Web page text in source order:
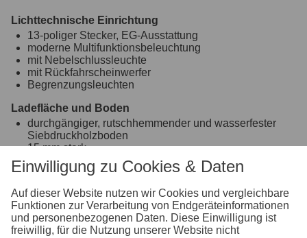
Lichttechnische Einrichtung
13-poliger Stecker, EG-Ausstattung
moderne Multifunktionsbeleuchtung
mit Nebelschlussleuchte
mit Rückfahrscheinwerfer
Begrenzungsleuchten
Ladefläche und Boden
durchgängiger, rutschhemmender und wasserfester
Siebdruckholzboden
15 mm stark
zus. Querträger zur Bodenunterstützung
Plywoodplatten 15 mm stark aus Mehrschichtholz mit
weißer PVC Beschichtung
Aluprofile mit variablen Verzurrpunkten
Türvariante: Flügeltüren
Einwilligung zu Cookies & Daten
Auf dieser Website nutzen wir Cookies und vergleichbare
Funktionen zur Verarbeitung von Endgeräteinformationen
und personenbezogenen Daten. Diese Einwilligung ist
freiwillig, für die Nutzung unserer Website nicht